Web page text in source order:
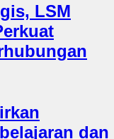
LSM
dan